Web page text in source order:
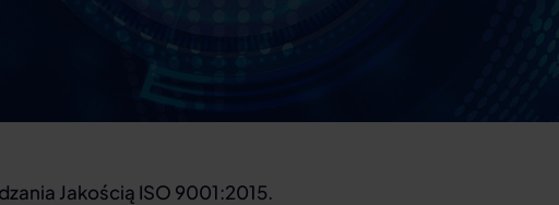
Jakością ISO 9001:2015.